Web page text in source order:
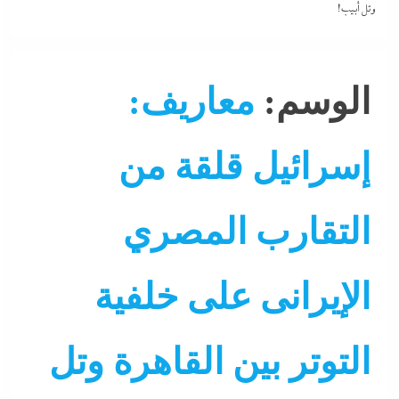
وتل أبيب!
الوسم: معاريف:
إسرائيل قلقة من
التقارب المصري
الإيرانى على خلفية
التوتر بين القاهرة وتل